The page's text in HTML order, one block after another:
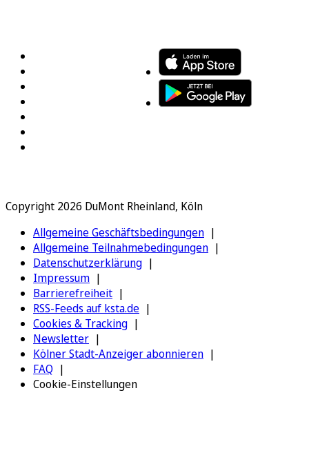
Copyright 2026 DuMont Rheinland, Köln
Allgemeine Geschäftsbedingungen
Allgemeine Teilnahmebedingungen
Datenschutzerklärung
Impressum
Barrierefreiheit
RSS-Feeds auf ksta.de
Cookies & Tracking
Newsletter
Kölner Stadt-Anzeiger abonnieren
FAQ
Cookie-Einstellungen